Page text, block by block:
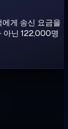
게 송신 요금을
아닌 122,000명